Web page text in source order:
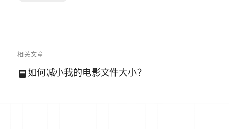
相关文章
如何减小我的电影文件大小？